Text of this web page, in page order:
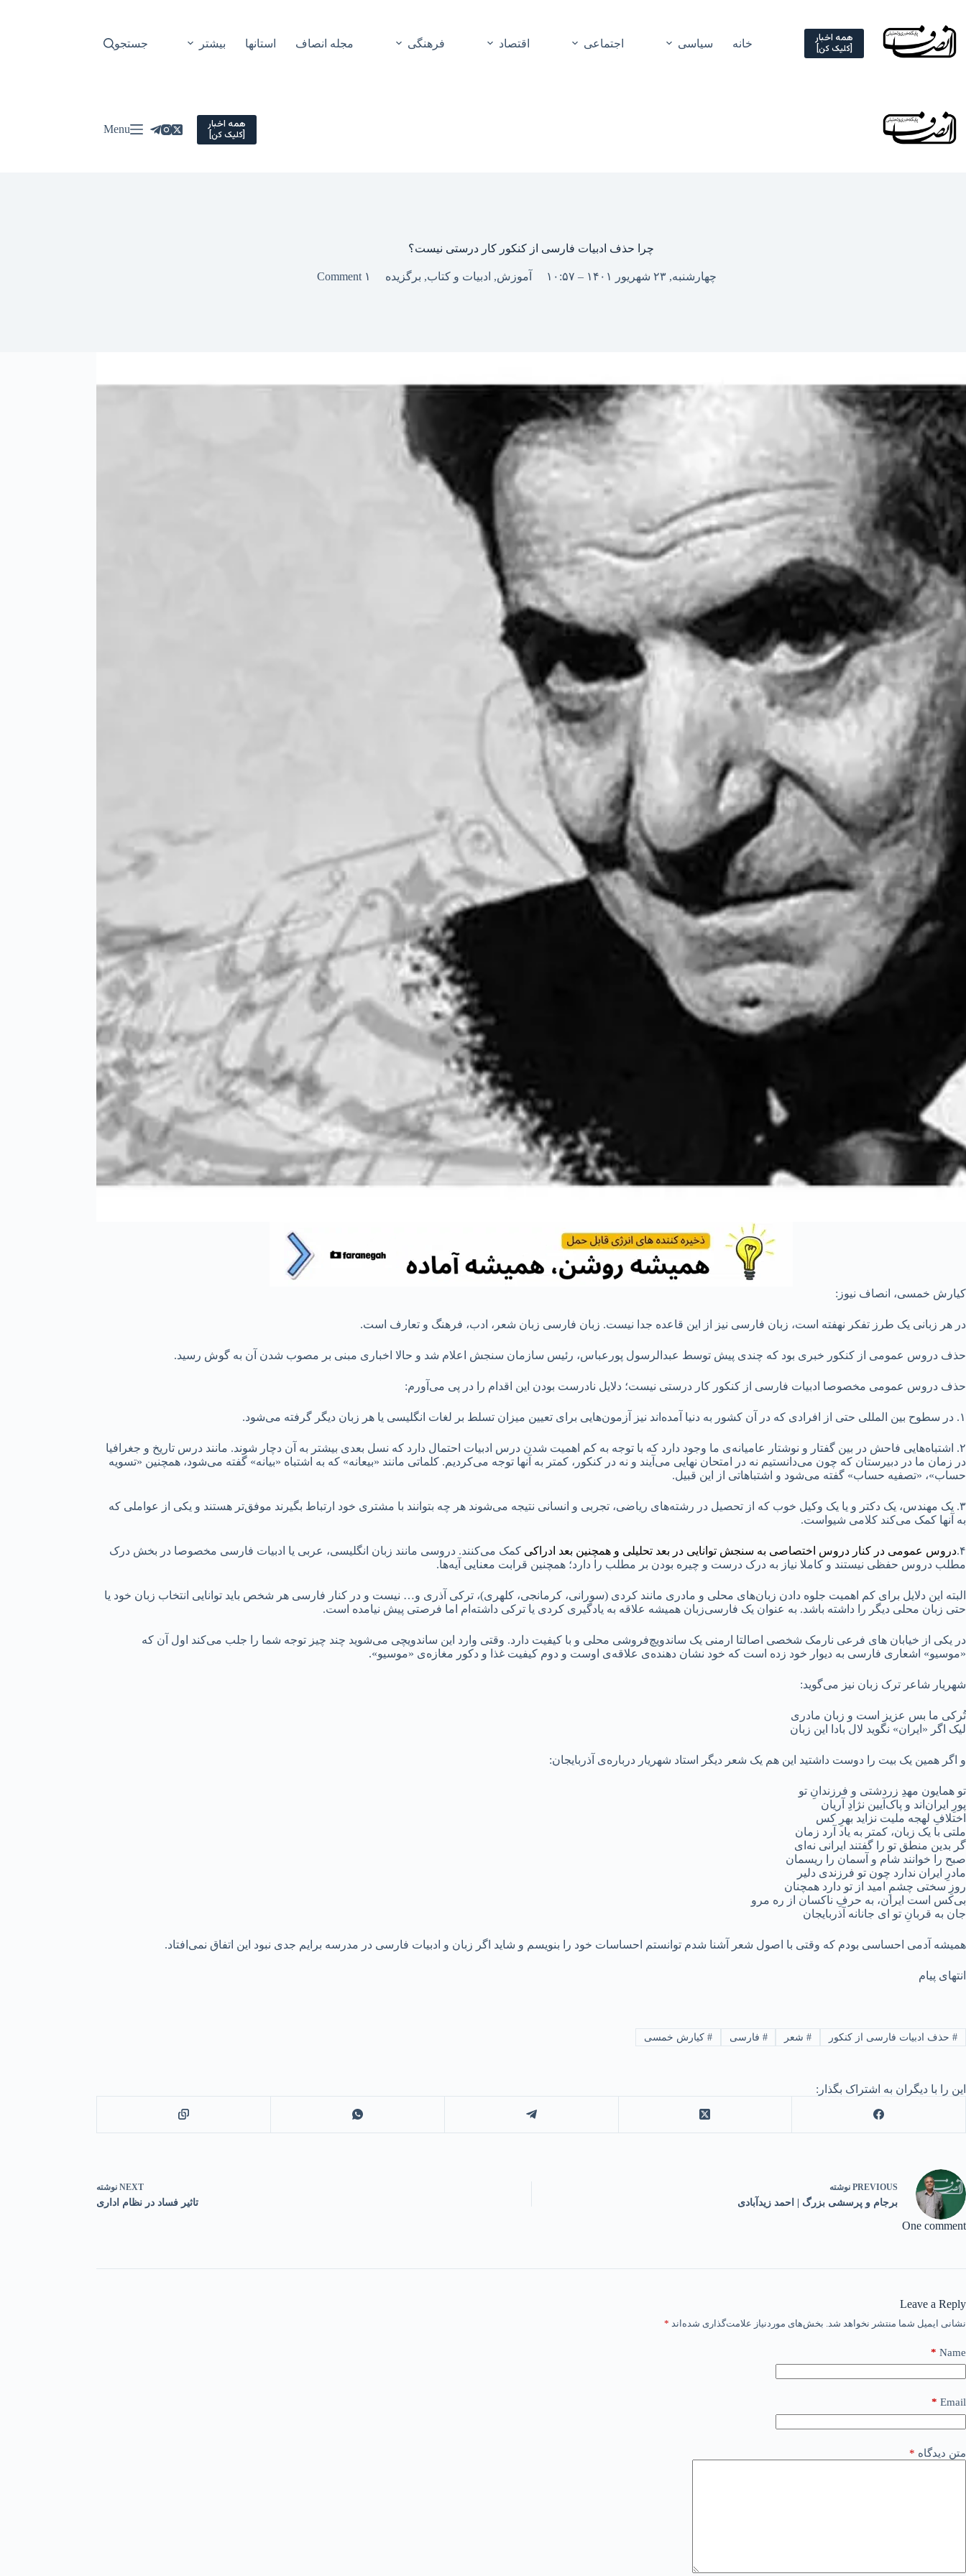
content
همه اخبار
[کلیک کن] خانه سیاسی اجتماعی اقتصاد فرهنگی مجله انصاف استانها بیشتر جستجو
همه اخبار
[کلیک کن] Menu
چرا حذف ادبیات فارسی از کنکور کار درستی نیست؟
چهارشنبه, ۲۳ شهریور ۱۴۰۱ – ۱۰:۵۷ آموزش, ادبیات و کتاب, برگزیده ۱ Comment
کیارش خمسی، انصاف نیوز:
در هر زبانی یک طرز تفکر نهفته است، زبان فارسی نیز از این قاعده جدا نیست. زبان فارسی زبان شعر، ادب، فرهنگ و تعارف است.
حذف دروس عمومی از کنکور خبری بود که چندی پیش توسط عبدالرسول پورعباس، رئیس سازمان سنجش اعلام شد و حالا اخباری مبنی بر مصوب شدن آن به گوش رسید.
حذف دروس عمومی مخصوصا ادبیات فارسی از کنکور کار درستی نیست؛ دلایل نادرست بودن این اقدام را در پی می‌آورم:
۱. در سطوح بین المللی حتی از افرادی که در آن کشور به دنیا آمده‌اند نیز آزمون‌هایی برای تعیین میزان تسلط بر لغات انگلیسی یا هر زبان دیگر گرفته می‌شود.
۲. اشتباه‌هایی فاحش در بین گفتار و نوشتار عامیانه‌ی ما وجود دارد که با توجه به کم اهمیت شدن درس ادبیات احتمال دارد که نسل بعدی بیشتر به آن دچار شوند. مانند درس تاریخ و جغرافیا
در زمان ما در دبیرستان که چون می‌دانستیم نه در امتحان نهایی می‌آیند و نه در کنکور، کمتر به آنها توجه می‌کردیم. کلماتی مانند «بیعانه» که به اشتباه «بیانه» گفته می‌شود، همچنین «تسویه
حساب»، «تصفیه حساب» گفته می‌شود و اشتباهاتی از این قبیل.
۳. یک مهندس، یک دکتر و یا یک وکیل خوب که از تحصیل در رشته‌های ریاضی، تجربی و انسانی نتیجه می‌شوند هر چه بتوانند با مشتری خود ارتباط بگیرند موفق‌تر هستند و یکی از عواملی که
به آنها کمک می‌کند کلامی شیواست.
۴. دروس عمومی در کنار دروس اختصاصی به سنجش توانایی در بعد تحلیلی و همچنین بعد ادراکی کمک می‌کنند. دروسی مانند زبان انگلیسی، عربی یا ادبیات فارسی مخصوصا در بخش درک
مطلب دروس حفظی نیستند و کاملا نیاز به درک درست و چیره بودن بر مطلب را دارد؛ همچنین قرابت معنایی آیه‌ها.
البته این دلایل برای کم اهمیت جلوه دادن زبان‌های محلی و مادری مانند کردی (سورانی، کرمانجی، کلهری)، ترکی آذری و… نیست و در کنار فارسی هر شخص باید توانایی انتخاب زبان خود یا
حتی زبان محلی دیگر را داشته باشد. به عنوان یک فارسی‌زبان همیشه علاقه به یادگیری کردی یا ترکی داشته‌ام اما فرصتی پیش نیامده است.
در یکی از خیابان های فرعی نارمک شخصی اصالتا ارمنی یک ساندویچ‌فروشی محلی و با کیفیت دارد. وقتی وارد این ساندویچی می‌شوید چند چیز توجه شما را جلب می‌کند اول آن که
«موسیو» اشعاری فارسی به دیوار خود زده است که خود نشان دهنده‌ی علاقه‌ی اوست و دوم کیفیت غذا و دکور مغازه‌ی «موسیو».
شهریار شاعر ترک زبان نیز می‌گوید:
تُرکی ما بس عزیز است و زبان مادری
لیک اگر «ایران» نگوید لال بادا این زبان
و اگر همین یک بیت را دوست داشتید این هم یک شعر دیگر استاد شهریار درباره‌ی آذربایجان:
تو همایون مهدِ زردشتی و فرزندانِ تو
پورِ ایران‌اند و پاک‌آیین نژادِ آریان
اختلافِ لهجه ملیت نزاید بهرِ کس
ملتی با یک زبان، کمتر به یاد آرد زمان
گر بدین منطق تو را گفتند ایرانی نه‌ای
صبح را خوانند شام و آسمان را ریسمان
مادرِ ایران ندارد چون تو فرزندی دلیر
روزِ سختی چشمِ امید از تو دارد همچنان
بی‌کس است ایران، به حرفِ ناکسان از ره مرو
جان به قربانِ تو ای جانانه آذربایجان
همیشه آدمی احساسی بودم که وقتی با اصول شعر آشنا شدم توانستم احساسات خود را بنویسم و شاید اگر زبان و ادبیات فارسی در مدرسه برایم جدی نبود این اتفاق نمی‌افتاد.
انتهای پیام
#حذف ادبیات فارسی از کنکور #شعر # فارسی # کیارش خمسی
این را با دیگران به اشتراک بگذار:
PREVIOUS نوشته
برجام و پرسشی بزرگ | احمد زیدآبادی
NEXT نوشته
تاثیر فساد در نظام اداری
One comment
Leave a Reply
نشانی ایمیل شما منتشر نخواهد شد. بخش‌های موردنیاز علامت‌گذاری شده‌اند *
Name
*
Email
*
متن دیدگاه *